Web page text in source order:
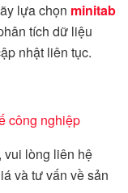
lựa chọn minitab
tích dữ liệu
nhật liên tục.
công nghiệp
vui lòng liên hệ
và tư vấn về sản